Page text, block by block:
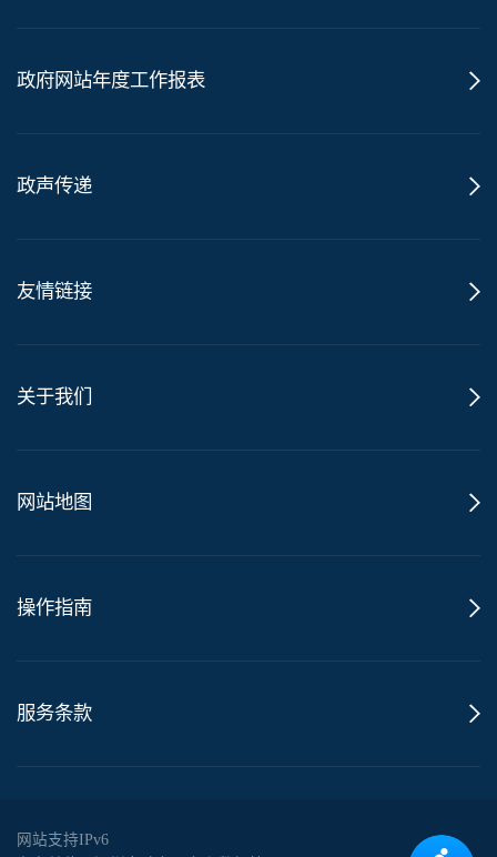
政府网站年度工作报表
政声传递
友情链接
关于我们
网站地图
操作指南
服务条款
网站支持IPv6